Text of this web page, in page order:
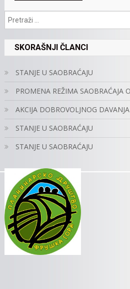
SKORAŠNJI ČLANCI
STANJE U SAOBRAĆAJU
PROMENA REŽIMA SAOBRAĆAJA
AKCIJA DOBROVOLJNOG
STANJE U SAOBRAĆAJU
STANJE U SAOBRAĆAJU